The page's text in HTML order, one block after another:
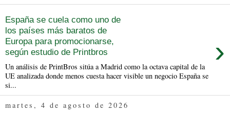
España se cuela como uno de
los países más baratos de
Europa para promocionarse,
según estudio de Printbros
›
Un análisis de PrintBros sitúa a Madrid como la octava capital de la
UE analizada donde menos cuesta hacer visible un negocio España se
si...
martes, 4 de agosto de 2026